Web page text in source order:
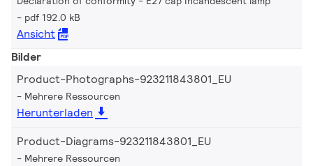
pdf 192.0 kB
Ansicht
Bilder
Product-Photographs-923211843801_EU
Mehrere Ressourcen
Herunterladen
Product-Diagrams-923211843801_EU
Mehrere Ressourcen